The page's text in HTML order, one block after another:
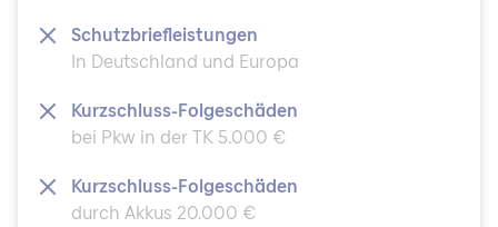
Schutzbriefleistungen
In Deutschland und Europa
Kurzschluss-Folgeschäden
bei Pkw in der TK 5.000 €
Kurzschluss-Folgeschäden
durch Akkus 20.000 €